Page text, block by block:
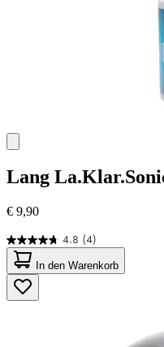
Lang
€ 9,90
4.8 (4)
4.8
von
5
Sternen.
4
In den Warenkorb